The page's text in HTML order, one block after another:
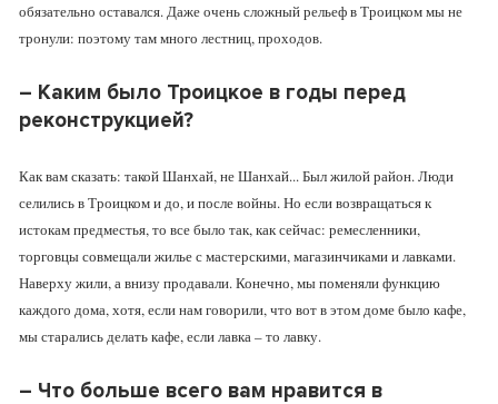
обязательно оставался. Даже очень сложный рельеф в Троицком мы не
тронули: поэтому там много лестниц, проходов.
– Каким было Троицкое в годы перед
реконструкцией?
Как вам сказать: такой Шанхай, не Шанхай... Был жилой район. Люди
селились в Троицком и до, и после войны. Но если возвращаться к
истокам предместья, то все было так, как сейчас: ремесленники,
торговцы совмещали жилье с мастерскими, магазинчиками и лавками.
Наверху жили, а внизу продавали. Конечно, мы поменяли функцию
каждого дома, хотя, если нам говорили, что вот в этом доме было кафе,
мы старались делать кафе, если лавка – то лавку.
– Что больше всего вам нравится в